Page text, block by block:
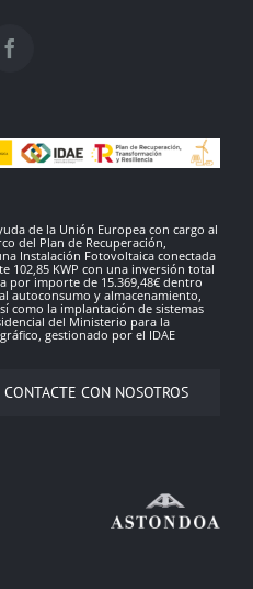
de la Unión Europea con cargo al
del Plan de Recuperación,
Instalación Fotovoltaica conectada
102,85 KWP con una inversión total
por importe de 15.369,48€ dentro
autoconsumo y almacenamiento,
como la implantación de sistemas
del Ministerio para la
gestionado por el IDAE
CONTACTE CON NOSOTROS